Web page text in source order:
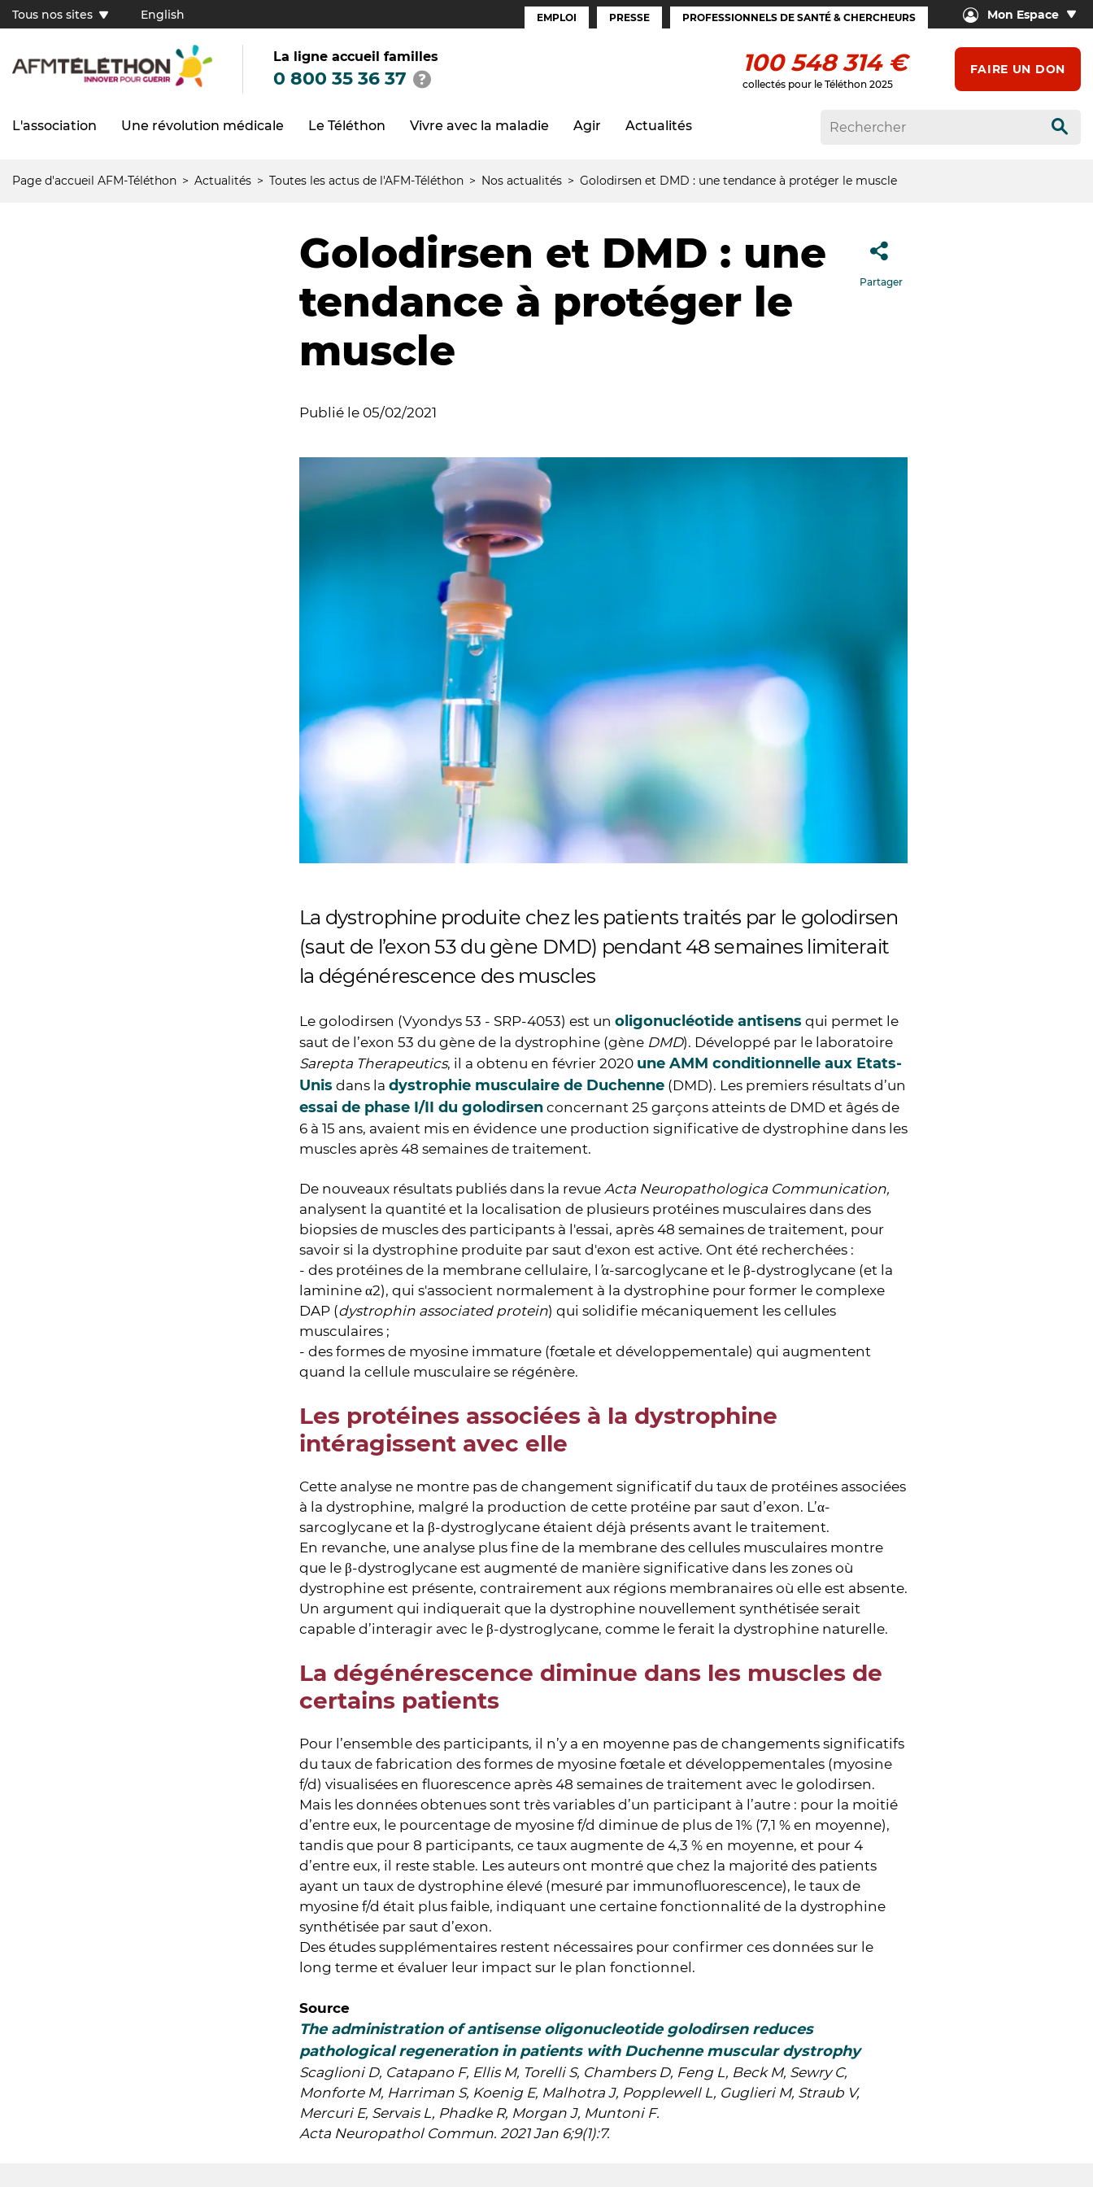
contenu
Tous
sites
(FR)
Tous nos sites English
Espaces
EMPLOI PRESSE PROFESSIONNELS DE SANTÉ & CHERCHEURS Mon Espace
La ligne accueil familles
0 800 35 36 37
100 548 314 €
collectés pour le Téléthon 2025
FAIRE UN DON
Navigation
L'association Une révolution médicale Le Téléthon Vivre avec la maladie Agir Actualités
Fil
Page d'accueil AFM-Téléthon Actualités Toutes les actus de l'AFM-Téléthon Nos actualités Golodirsen et DMD : une tendance à protéger le muscle
Golodirsen et DMD : une
tendance à protéger le
muscle
Partager
Publié le 05/02/2021
La dystrophine produite chez les patients traités par le golodirsen
(saut de l’exon 53 du gène DMD) pendant 48 semaines limiterait
la dégénérescence des muscles
Le golodirsen (Vyondys 53 - SRP-4053) est un oligonucléotide antisens qui permet le
saut de l’exon 53 du gène de la dystrophine (gène DMD). Développé par le laboratoire
Sarepta Therapeutics, il a obtenu en février 2020 une AMM conditionnelle aux Etats-
Unis dans la dystrophie musculaire de Duchenne (DMD). Les premiers résultats d’un
essai de phase I/II du golodirsen concernant 25 garçons atteints de DMD et âgés de
6 à 15 ans, avaient mis en évidence une production significative de dystrophine dans les
muscles après 48 semaines de traitement.
De nouveaux résultats publiés dans la revue Acta Neuropathologica Communication,
analysent la quantité et la localisation de plusieurs protéines musculaires dans des
biopsies de muscles des participants à l'essai, après 48 semaines de traitement, pour
savoir si la dystrophine produite par saut d'exon est active. Ont été recherchées :
- des protéines de la membrane cellulaire, l ’α-sarcoglycane et le β-dystroglycane (et la
laminine α2), qui s'associent normalement à la dystrophine pour former le complexe
DAP (dystrophin associated protein) qui solidifie mécaniquement les cellules
musculaires ;
- des formes de myosine immature (fœtale et développementale) qui augmentent
quand la cellule musculaire se régénère.
Les protéines associées à la dystrophine
intéragissent avec elle
Cette analyse ne montre pas de changement significatif du taux de protéines associées
à la dystrophine, malgré la production de cette protéine par saut d’exon. L’α-
sarcoglycane et la β-dystroglycane étaient déjà présents avant le traitement.
En revanche, une analyse plus fine de la membrane des cellules musculaires montre
que le β-dystroglycane est augmenté de manière significative dans les zones où
dystrophine est présente, contrairement aux régions membranaires où elle est absente.
Un argument qui indiquerait que la dystrophine nouvellement synthétisée serait
capable d’interagir avec le β-dystroglycane, comme le ferait la dystrophine naturelle.
La dégénérescence diminue dans les muscles de
certains patients
Pour l’ensemble des participants, il n’y a en moyenne pas de changements significatifs
du taux de fabrication des formes de myosine fœtale et développementales (myosine
f/d) visualisées en fluorescence après 48 semaines de traitement avec le golodirsen.
Mais les données obtenues sont très variables d’un participant à l’autre : pour la moitié
d’entre eux, le pourcentage de myosine f/d diminue de plus de 1% (7,1 % en moyenne),
tandis que pour 8 participants, ce taux augmente de 4,3 % en moyenne, et pour 4
d’entre eux, il reste stable. Les auteurs ont montré que chez la majorité des patients
ayant un taux de dystrophine élevé (mesuré par immunofluorescence), le taux de
myosine f/d était plus faible, indiquant une certaine fonctionnalité de la dystrophine
synthétisée par saut d’exon.
Des études supplémentaires restent nécessaires pour confirmer ces données sur le
long terme et évaluer leur impact sur le plan fonctionnel.
Source
The administration of antisense oligonucleotide golodirsen reduces
pathological regeneration in patients with Duchenne muscular dystrophy
Scaglioni D, Catapano F, Ellis M, Torelli S, Chambers D, Feng L, Beck M, Sewry C,
Monforte M, Harriman S, Koenig E, Malhotra J, Popplewell L, Guglieri M, Straub V,
Mercuri E, Servais L, Phadke R, Morgan J, Muntoni F.
Acta Neuropathol Commun. 2021 Jan 6;9(1):7.